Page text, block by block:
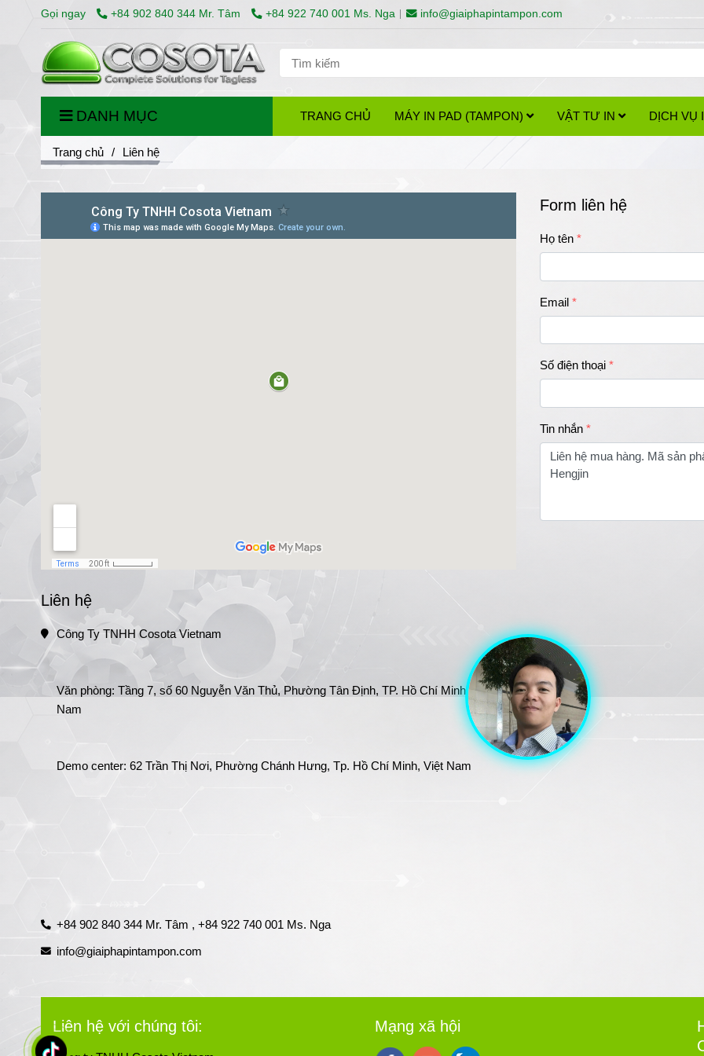
Gọi ngay +84 902 840 344 Mr. Tâm +84 922 740 001 Ms. Nga info@giaiphapintampon.com
DANH MỤC TRANG CHỦ MÁY IN PAD (TAMPON) VẬT TƯ IN DỊCH VỤ
Trang chủ / Liên hệ
Liên hệ
Công Ty TNHH Cosota Vietnam
Văn phòng: Tầng 7, số 60 Nguyễn Văn Thủ, Phường Tân Định, TP. Hồ Chí Minh, Việt
Nam
Demo center: 62 Trần Thị Nơi, Phường Chánh Hưng, Tp. Hồ Chí Minh, Việt Nam
+84 902 840 344 Mr. Tâm , +84 922 740 001 Ms. Nga
info@giaiphapintampon.com
Form liên hệ
Họ tên
Email
Số điện thoại
Tin nhắn
Liên hệ với chúng tôi: Mạng xã hội